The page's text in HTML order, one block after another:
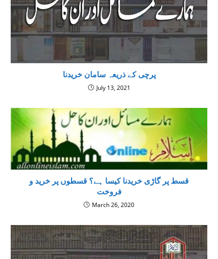
پرچی کے ذریعہ سامان خریدنا
July 13, 2021
قسط پر گاڑی خریدنا کیسا ہے؟ قسطوں پر خرید و
فروخت
March 26, 2020